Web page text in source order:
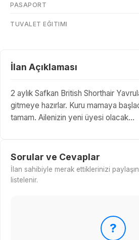
PASAPORT
TUVALET EĞITIMI
İlan Açıklaması
2 aylık Safkan British Shorthair
gitmeye hazırlar. Kuru mamaya
tamam. Ailenizin yeni üyesi olacak...
Sorular ve Cevaplar
İlan sahibiyle merak ettiklerinizi
listelenir.
?